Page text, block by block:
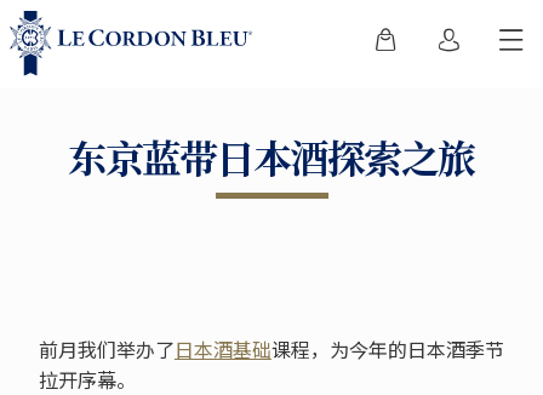
东京蓝带日本酒探索之旅
前月我们举办了日本酒基础课程，为今年的日本酒季节
拉开序幕。